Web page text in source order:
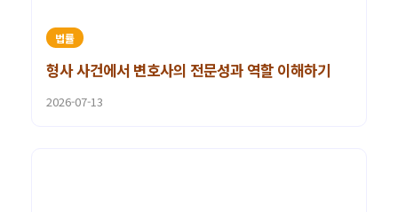
법률
형사 사건에서 변호사의 전문성과 역할 이해하기
2026-07-13